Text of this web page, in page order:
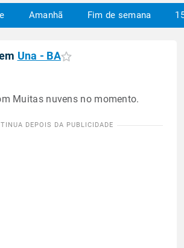
Amanhã Fim de semana
Una - BA
Muitas nuvens no momento.